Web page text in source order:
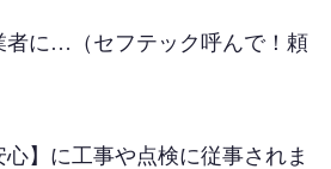
者に…（セフテック呼んで！頼
】に工事や点検に従事されま